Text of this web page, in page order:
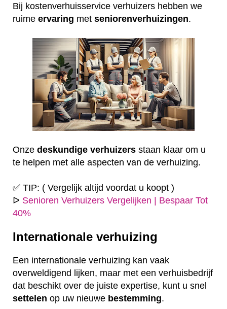
Bij kostenverhuisservice verhuizers hebben we
ruime ervaring met seniorenverhuizingen.
Onze deskundige verhuizers staan klaar om u
te helpen met alle aspecten van de verhuizing.
✅ TIP: ( Vergelijk altijd voordat u koopt )
ᐅ Senioren Verhuizers Vergelijken | Bespaar Tot
40%
Internationale verhuizing
Een internationale verhuizing kan vaak
overweldigend lijken, maar met een verhuisbedrijf
dat beschikt over de juiste expertise, kunt u snel
settelen op uw nieuwe bestemming.